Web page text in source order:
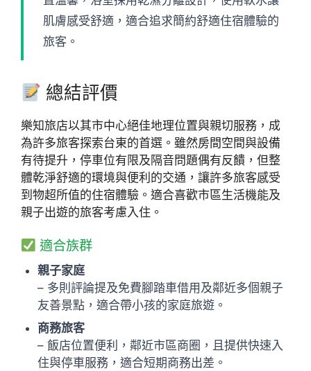
肌膚感受舒適，適合追求簡約舒適住宿體驗的
旅客。
總結評價
樂知旅店以其市中心絕佳地理位置與親切服務，成
為許多旅客探索台東的首選。雖然房間空間與設備
有待提升，停車位有限及隔音問題偶有反饋，但整
體乾淨舒適的環境與便利的交通，讓許多旅客感受
到物超所值的住宿體驗。適合喜歡市區生活機能及
親子出遊的旅客考慮入住。
適合族群
親子家庭
– 多則評論提及免費腳踏車借用及鄰近多個親子
友善景點，適合帶小孩的家庭旅遊。
商務旅客
– 飯店位置便利，鄰近市區商圈，且提供快速入
住與停車服務，適合短期商務出差。